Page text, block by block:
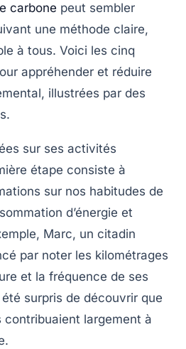
carbone peut sembler
une méthode claire,
à tous. Voici les cinq
appréhender et réduire
illustrées par des
sur ses activités
étape consiste à
sur nos habitudes de
d’énergie et
Marc, un citadin
par noter les kilométrages
et la fréquence de ses
surpris de découvrir que
largement à